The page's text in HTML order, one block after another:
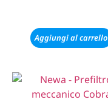
Aggiungi al carrello